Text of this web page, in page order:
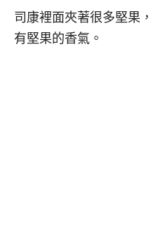
司康裡面夾著很多堅果
有堅果的香氣。